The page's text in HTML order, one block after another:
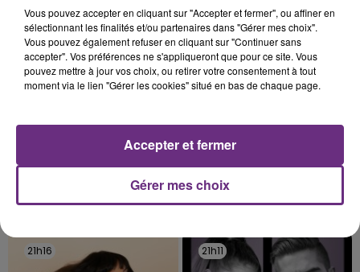
21h22
21h22 21h19
21h19
21h16
21h16 21h11
21h11
Vous pouvez accepter en cliquant sur "Accepter et fermer", ou affiner en
sélectionnant les finalités et/ou partenaires dans "Gérer mes choix".
Vous pouvez également refuser en cliquant sur "Continuer sans
accepter". Vos préférences ne s'appliqueront que pour ce site. Vous
pouvez mettre à jour vos choix, ou retirer votre consentement à tout
moment via le lien "Gérer les cookies" situé en bas de chaque page.
Gérer mes choix
Accepter et fermer